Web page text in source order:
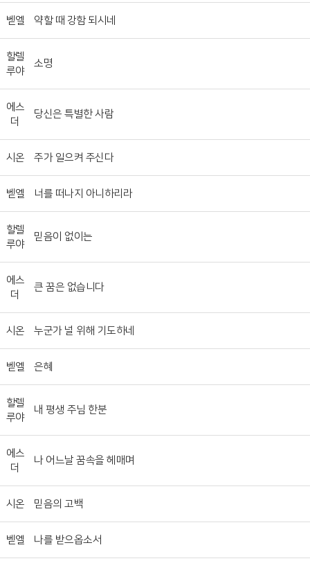
벧엘 약할 때 강함 되시네
할렐
루야
소명
에스
더
당신은 특별한 사람
시온 주가 일으켜 주신다
벧엘 너를 떠나지 아니하리라
할렐
루야
믿음이 없이는
에스
더
큰 꿈은 없습니다
시온 누군가 널 위해 기도하네
벧엘 은혜
할렐
루야
내 평생 주님 한분
에스
더
나 어느날 꿈속을 헤매며
시온 믿음의 고백
벧엘 나를 받으옵소서